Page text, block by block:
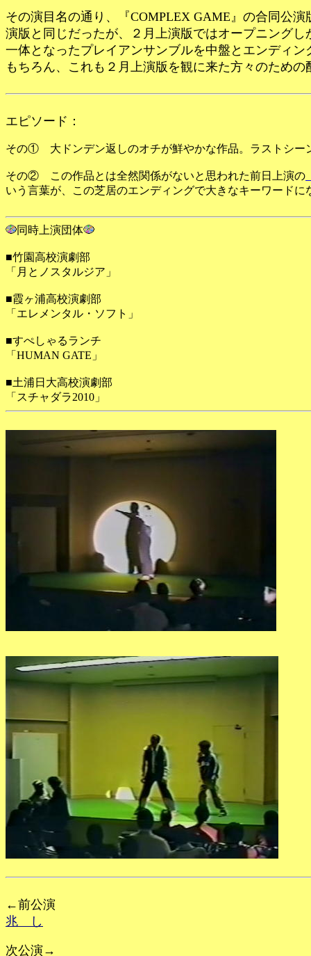
その演目名の通り、『COMPLEX GAME』の合同公
演版と同じだったが、２月上演版ではオープニング
一体となったプレイアンサンブルを中盤とエンディン
もちろん、これも２月上演版を観に来た方々のための
エピソード：
その① 大ドンデン返しのオチが鮮やかな作品。ラストシー
その② この作品とは全然関係がないと思われた前日上演の
いう言葉が、この芝居のエンディングで大きなキーワードに
同時上演団体
■竹園高校演劇部
「月とノスタルジア」
■霞ヶ浦高校演劇部
「エレメンタル・ソフト」
■すぺしゃるランチ
「HUMAN GATE」
■土浦日大高校演劇部
「スチャダラ2010」
←前公演
兆 し
次公演→